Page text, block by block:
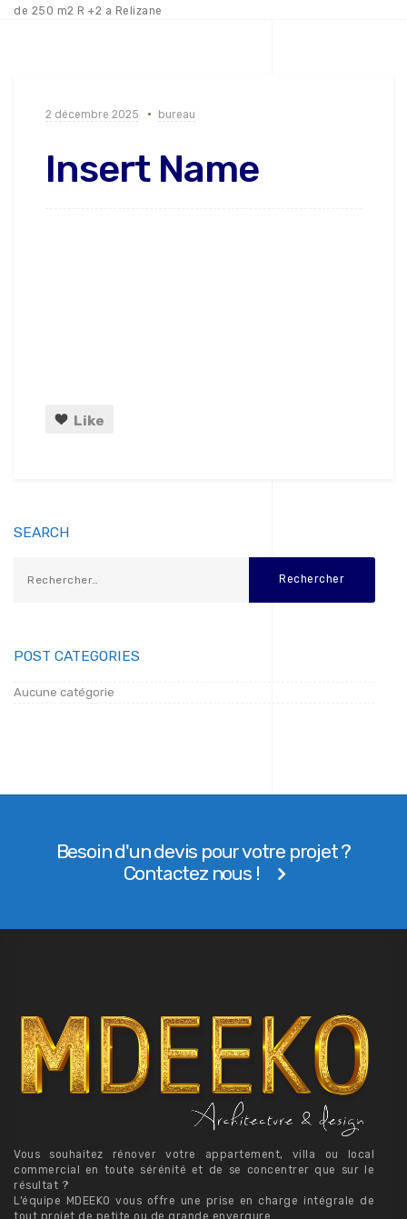
de 250 m2 R +2 a Relizane
2 décembre 2025 bureau
Insert Name
Like
SEARCH
POST CATEGORIES
Aucune catégorie
Besoin d'un devis pour votre projet ?
Contactez nous !
Vous souhaitez rénover votre appartement, villa ou local
commercial en toute sérénité et de se concentrer que sur le
résultat ?
L’équipe MDEEKO vous offre une prise en charge intégrale de